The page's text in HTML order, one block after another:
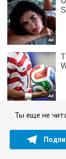
Ты еще не